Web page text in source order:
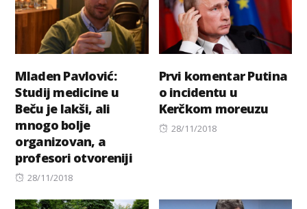
Mladen Pavlović:
Studij medicine u
Beču je lakši, ali
mnogo bolje
organizovan, a
profesori otvoreniji
Posted
28/11/2018
Prvi komentar Putina
o incidentu u
Kerčkom moreuzu
Posted
28/11/2018